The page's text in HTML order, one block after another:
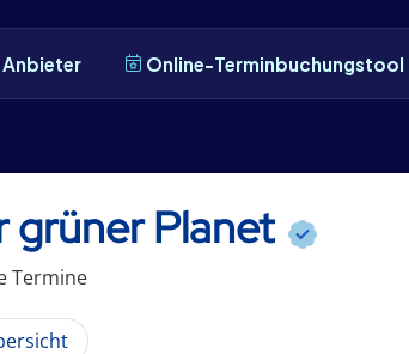
Anbieter Online-Terminbuchungstool
grüner Planet
Termine